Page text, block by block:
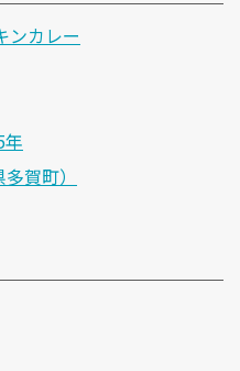
ンカレー
賀町）